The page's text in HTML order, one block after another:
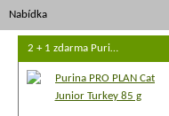
Nabídka
2 + 1 zdarma Puri…